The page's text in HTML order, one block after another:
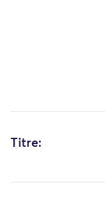
Titre: